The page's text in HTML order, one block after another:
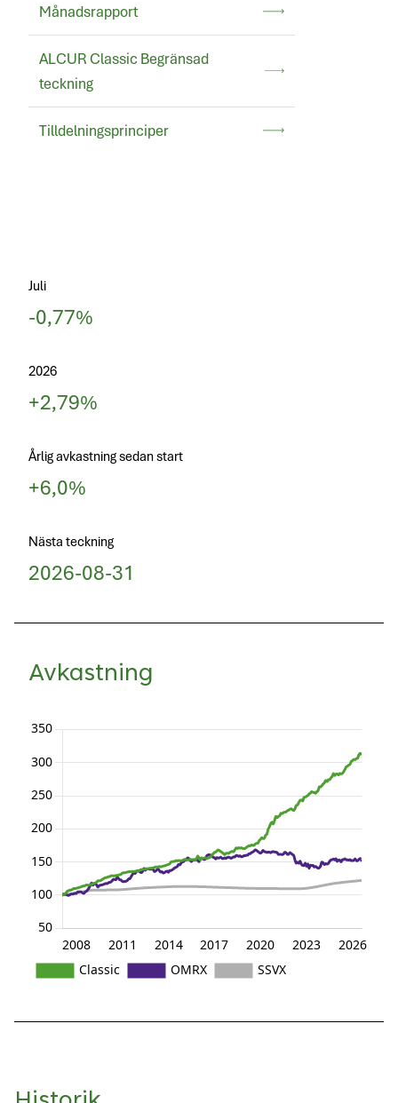
Månadsrapport
ALCUR Classic Begränsad
teckning
Tilldelningsprinciper
Juli
-0,77%
2026
+2,79%
Årlig avkastning sedan start
+6,0%
Nästa teckning
2026-08-31
Avkastning